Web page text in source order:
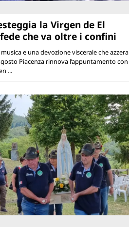
la Virgen de El
che va oltre i confini
e una devozione viscerale che azzera
Piacenza rinnova l’appuntamento con
...